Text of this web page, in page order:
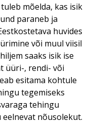
mõelda, kas isik
paraneb ja
huvides
või muul viisil
saaks isik ise
üüri-, rendi- või
esitama kohtule
tegemiseks
tehingu
nõusolekut.